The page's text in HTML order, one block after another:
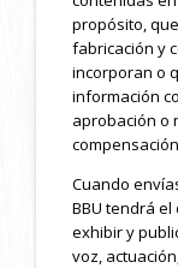
propósito,
fabricación y
incorporan o
información
aprobación o
Cuando
BBU tendrá
exhibir y
voz,